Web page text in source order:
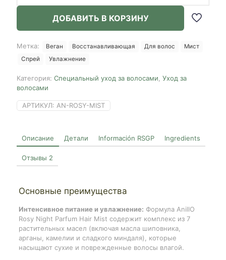
Описание Детали Información RSGP Ingredients
Отзывы 2
Основные преимущества
Интенсивное питание и увлажнение: Формула AnillO
Rosy Night Parfum Hair Mist содержит комплекс из 7
растительных масел (включая масла шиповника,
арганы, камелии и сладкого миндаля), которые
насыщают сухие и поврежденные волосы влагой.
Parfum
Mist,
100ml
ДОБАВИТЬ В КОРЗИНУ
Метка: Веган Восстанавливающая Для волос
Мист
Спрей
Увлажнение
Категория: Специальный уход за волосами Уход за
волосами
АРТИКУЛ: AN-ROSY-MIST